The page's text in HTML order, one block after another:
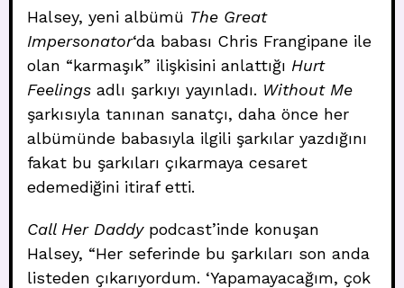
Halsey, yeni albümü The Great
Impersonator‘da babası Chris Frangipane ile
olan “karmaşık” ilişkisini anlattığı Hurt
Feelings adlı şarkıyı yayınladı. Without Me
şarkısıyla tanınan sanatçı, daha önce her
albümünde babasıyla ilgili şarkılar yazdığını
fakat bu şarkıları çıkarmaya cesaret
edemediğini itiraf etti.
Call Her Daddypodcast’inde konuşan
Halsey, “Her seferinde bu şarkıları son anda
listeden çıkarıyordum. ‘Yapamayacağım, çok